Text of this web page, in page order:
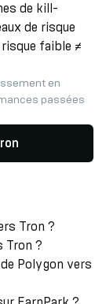
de kill-
de risque
faible ≠
en
passées
Tron ?
Tron ?
Polygon vers